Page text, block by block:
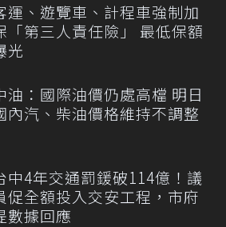
運、遊覽車、計程車強制加
「第三人責任險」 最低保額
光
油：國際油價仍處高檔 明日
內汽、柴油價格維持不調整
中4年交通罰鍰破114億！議
促全額投入交安工程，市府
數據回應